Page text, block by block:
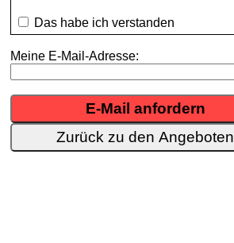
Das habe ich verstanden
Meine E-Mail-Adresse:
Zurück zu den Angeboten